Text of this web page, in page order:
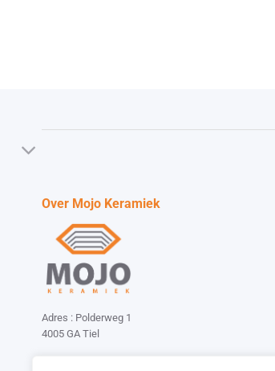
Over Mojo Keramiek
Adres : Polderweg 1
4005 GA Tiel